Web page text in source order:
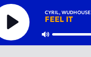
CYRIL, WUDHOUSE
FEEL IT
Mute